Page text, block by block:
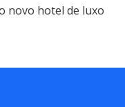
novo hotel de luxo